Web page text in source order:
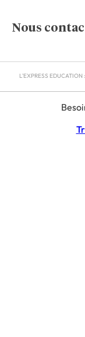
Nous
L'EXPRESS